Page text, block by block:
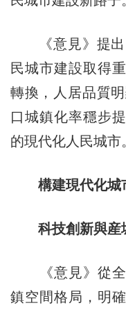
《意見》提出
民城市建設取得
轉換，人居品質
口城鎮化率穩步
的現代化人民城市
構建現代化城
科技創新與産
《意見》從全
鎮空間格局，明